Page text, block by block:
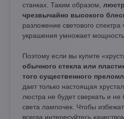
станках. Таким образом,
чрезвычайно высокого
разложение светового спектра
украшения умножает
Поэтому если вы купите
обычного стекла или
того существенного
дает только настоящая
люстра не будет сверкать и не
света лампочек. Чтобы
всегда интересуйтесь